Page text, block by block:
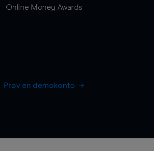
Online Money Awards
Prøv en demokonto